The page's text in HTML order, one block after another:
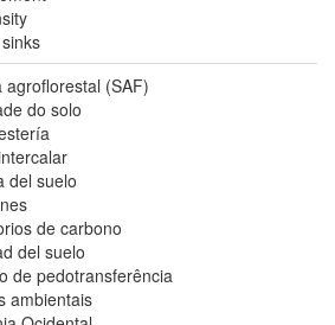
agroflorestal (SAF)
do solo
del suelo
de carbono
del suelo
de pedotransferência
ambientais